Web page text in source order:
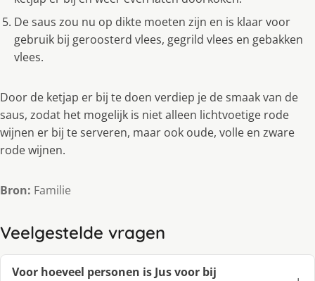
De saus zou nu op dikte moeten zijn en is klaar voor
gebruik bij geroosterd vlees, gegrild vlees en gebakken
vlees.
Door de ketjap er bij te doen verdiep je de smaak van de
saus, zodat het mogelijk is niet alleen lichtvoetige rode
wijnen er bij te serveren, maar ook oude, volle en zware
rode wijnen.
Bron: Familie
Veelgestelde vragen
Voor hoeveel personen is Jus voor bij